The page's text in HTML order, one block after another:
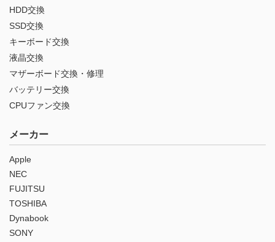
HDD交換
SSD交換
キーボード交換
液晶交換
マザーボード交換・修理
バッテリー交換
CPUファン交換
メーカー
Apple
NEC
FUJITSU
TOSHIBA
Dynabook
SONY